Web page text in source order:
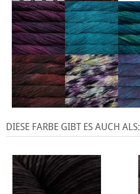
DIESE FARBE GIBT ES AUCH ALS: